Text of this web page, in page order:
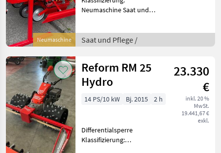
Neumaschine
Neumaschine Saat und
Saat und Pflege /
Reform RM 25
Hydro
23.330
€
inkl. 20 %
MwSt.
19.441,67 €
exkl.
14 PS/10 kW Bj. 2015 2 h
Differentialsperre
Klassifizierung: